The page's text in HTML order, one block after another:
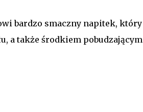
bardzo smaczny napitek, który
a także środkiem pobudzającym